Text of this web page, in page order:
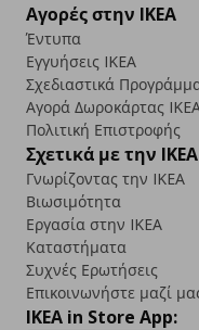
Αγορές στην IKEA
Έντυπα
Εγγυήσεις IKEA
Σχεδιαστικά
Αγορά Δωρoκάρτας
Πολιτική Επιστροφής
Σχετικά με την IKEA
Γνωρίζοντας την IKEA
Βιωσιμότητα
Εργασία στην IKEA
Καταστήματα
Συχνές Ερωτήσεις
Επικοινωνήστε μαζί
IKEA in Store App: